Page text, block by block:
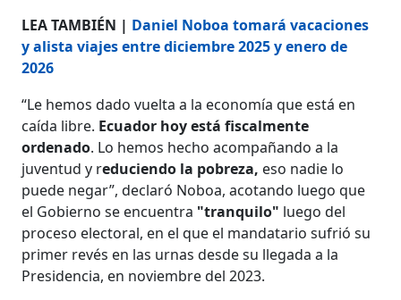
LEA TAMBIÉN | Daniel Noboa tomará vacaciones
y alista viajes entre diciembre 2025 y enero de
2026
“Le hemos dado vuelta a la economía que está en
caída libre. Ecuador hoy está fiscalmente
ordenado. Lo hemos hecho acompañando a la
juventud y reduciendo la pobreza, eso nadie lo
puede negar”, declaró Noboa, acotando luego que
el Gobierno se encuentra "tranquilo" luego del
proceso electoral, en el que el mandatario sufrió su
primer revés en las urnas desde su llegada a la
Presidencia, en noviembre del 2023.